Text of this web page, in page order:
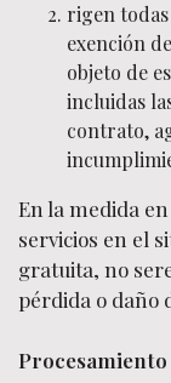
rigen
exención
objeto de
incluidas
contrato,
En la medida
servicios en el
gratuita, no
pérdida o daño
Procesamiento